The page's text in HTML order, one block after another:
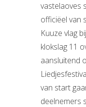
vastelaoves
officiëel van
Kuuze vlag
klokslag 11
aansluitend
van start
deelnemers